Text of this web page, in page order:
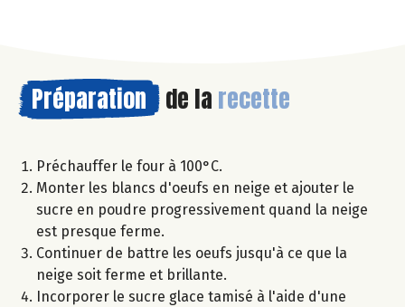
Préparation de la recette
Préchauffer le four à 100°C.
Monter les blancs d'oeufs en neige et ajouter le
sucre en poudre progressivement quand la neige
est presque ferme.
Continuer de battre les oeufs jusqu'à ce que la
neige soit ferme et brillante.
Incorporer le sucre glace tamisé à l'aide d'une